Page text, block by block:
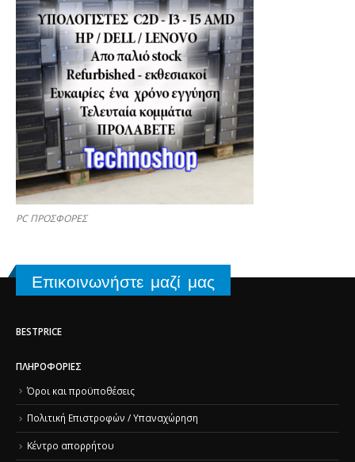
PC ΠΡΟΣΦΟΡΕΣ
Επικοινωνήστε μαζί μας
BESTPRICE
ΠΛΗΡΟΦΟΡΊΕΣ
Όροι και προϋποθέσεις
Πολιτική Επιστροφών / Υπαναχώρηση
Κέντρο απορρήτου